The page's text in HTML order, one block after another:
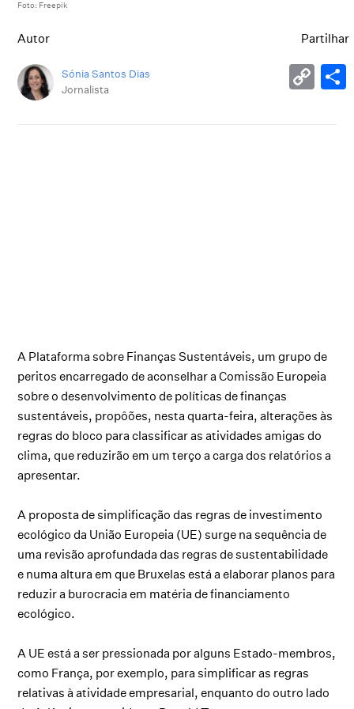
Foto: Freepik
Autor
Sónia Santos Dias
Jornalista
Partilhar
A Plataforma sobre Finanças Sustentáveis, um grupo de
peritos encarregado de aconselhar a Comissão Europeia
sobre o desenvolvimento de políticas de finanças
sustentáveis, propôões, nesta quarta-feira, alterações às
regras do bloco para classificar as atividades amigas do
clima, que reduzirão em um terço a carga dos relatórios a
apresentar.
A proposta de simplificação das regras de investimento
ecológico da União Europeia (UE) surge na sequência de
uma revisão aprofundada das regras de sustentabilidade
e numa altura em que Bruxelas está a elaborar planos para
reduzir a burocracia em matéria de financiamento
ecológico.
A UE está a ser pressionada por alguns Estado-membros,
como França, por exemplo, para simplificar as regras
relativas à atividade empresarial, enquanto do outro lado